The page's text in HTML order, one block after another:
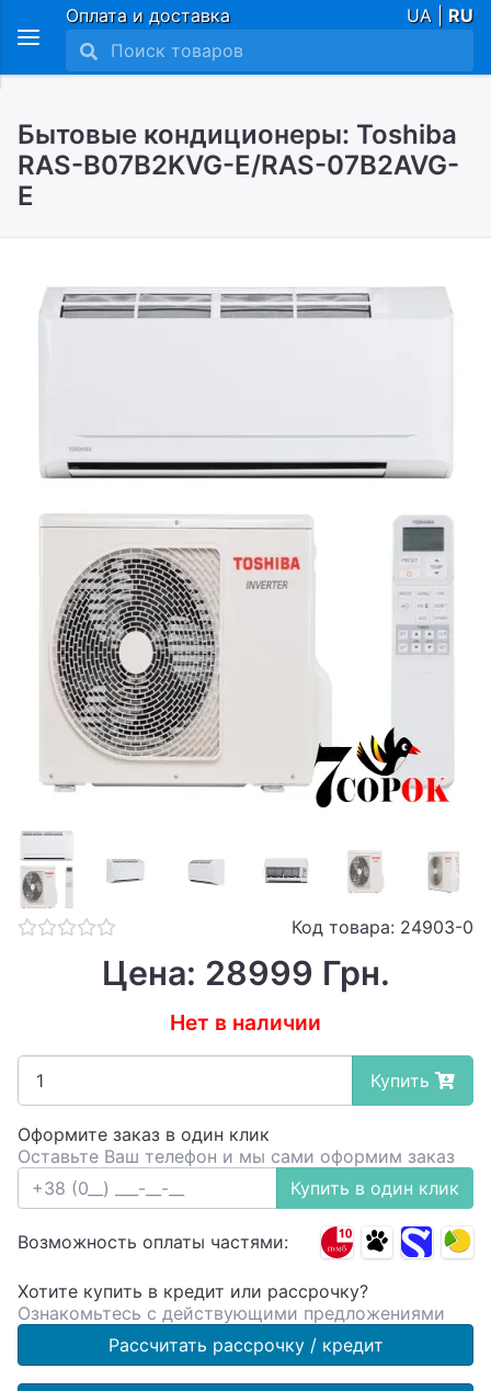
Оплата и доставка UA | RU
Бытовые кондиционеры: Toshiba
RAS-B07B2KVG-E/RAS-07B2AVG-
E
Код товара: 24903-0
Цена: 28999 Грн.
Нет в наличии
Купить
Оформите заказ в один клик
Оставьте Ваш телефон и мы сами оформим заказ
Купить в один клик
Возможность оплаты частями:
Хотите купить в кредит или рассрочку?
Ознакомьтесь с действующими предложениями
Рассчитать рассрочку / кредит